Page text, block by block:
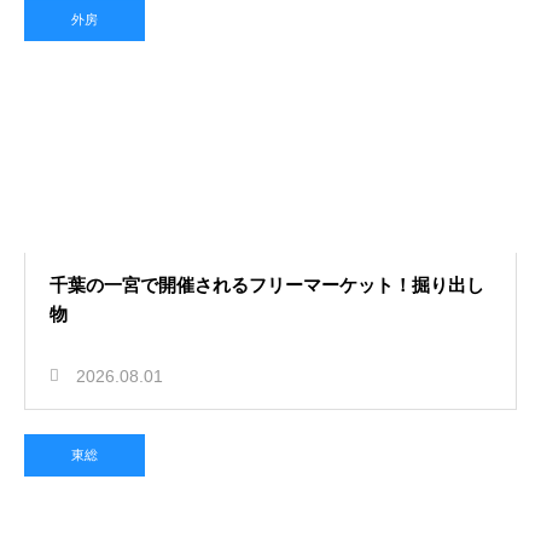
外房
千葉の一宮で開催されるフリーマーケット！掘り出し
物
2026.08.01
東総